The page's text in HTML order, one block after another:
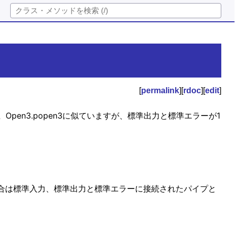
[permalink][rdoc][edit]
に似ていますが、標準出力と標準エラーが1
標準入力、標準出力と標準エラーに接続されたパイプと